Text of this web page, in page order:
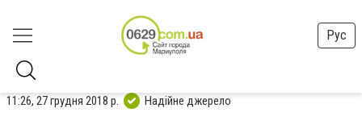
Рус
11:26, 27 грудня 2018 р. Надійне джерело